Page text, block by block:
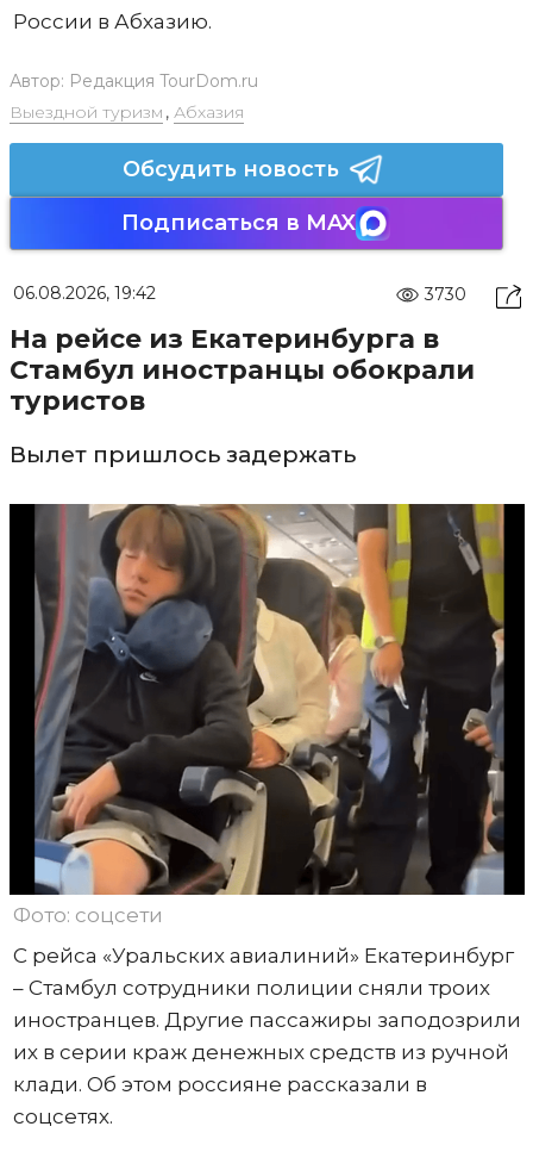
России в Абхазию.
Автор: Редакция TourDom.ru
Выездной туризм , Абхазия
Обсудить новость
Подписаться в MAX
06.08.2026, 19:42 3730
На рейсе из Екатеринбурга в
Стамбул иностранцы обокрали
туристов
Вылет пришлось задержать
Фото: соцсети
С рейса «Уральских авиалиний» Екатеринбург
– Стамбул сотрудники полиции сняли троих
иностранцев. Другие пассажиры заподозрили
их в серии краж денежных средств из ручной
клади. Об этом россияне рассказали в
соцсетях.